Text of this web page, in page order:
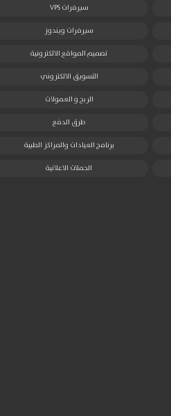
سيرفرات VPS
سيرفرات ويندوز
تصميم المواقع الالكترونية
التسويق الالكتروني
الربح و العمولات
طرق الدفع
برنامج العيادات والمراكز الطبية
الحملات الاعلانية